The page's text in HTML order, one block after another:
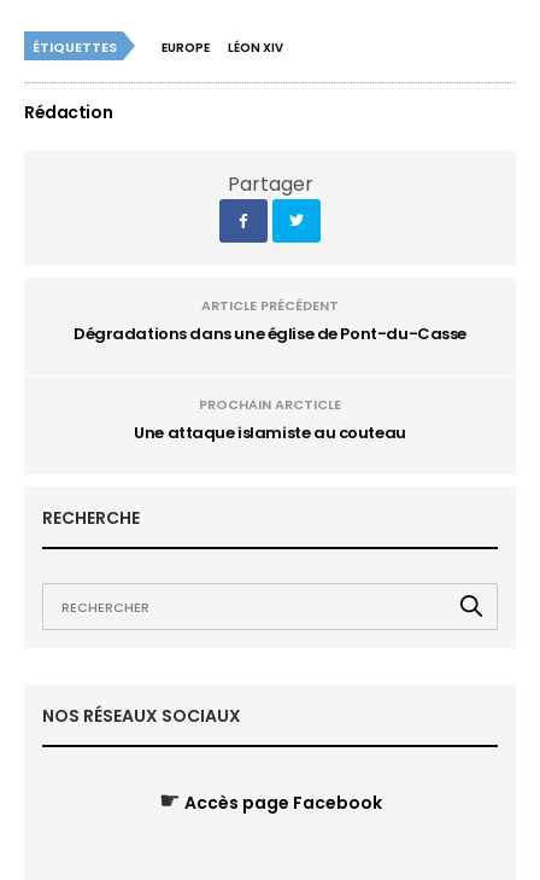
ÉTIQUETTES EUROPE LÉON XIV
Rédaction
Partager
ARTICLE PRÉCÉDENT
Dégradations dans une église de Pont-du-Casse
PROCHAIN ARCTICLE
Une attaque islamiste au couteau
RECHERCHE
NOS RÉSEAUX SOCIAUX
☛ Accès page Facebook